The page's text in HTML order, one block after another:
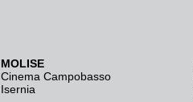
MOLISE
Cinema Campobasso
Isernia